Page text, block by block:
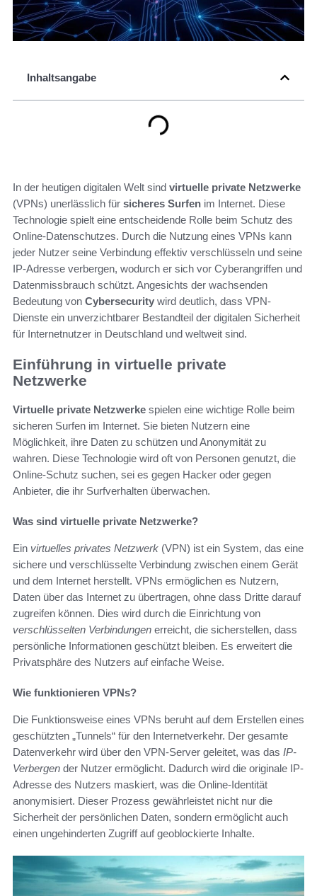
Inhaltsangabe
In der heutigen digitalen Welt sind virtuelle private Netzwerke
(VPNs) unerlässlich für sicheres Surfen im Internet. Diese
Technologie spielt eine entscheidende Rolle beim Schutz des
Online-Datenschutzes. Durch die Nutzung eines VPNs kann
jeder Nutzer seine Verbindung effektiv verschlüsseln und seine
IP-Adresse verbergen, wodurch er sich vor Cyberangriffen und
Datenmissbrauch schützt. Angesichts der wachsenden
Bedeutung von Cybersecurity wird deutlich, dass VPN-
Dienste ein unverzichtbarer Bestandteil der digitalen Sicherheit
für Internetnutzer in Deutschland und weltweit sind.
Einführung in virtuelle private
Netzwerke
Virtuelle private Netzwerke spielen eine wichtige Rolle beim
sicheren Surfen im Internet. Sie bieten Nutzern eine
Möglichkeit, ihre Daten zu schützen und Anonymität zu
wahren. Diese Technologie wird oft von Personen genutzt, die
Online-Schutz suchen, sei es gegen Hacker oder gegen
Anbieter, die ihr Surfverhalten überwachen.
Was sind virtuelle private Netzwerke?
Ein virtuelles privates Netzwerk (VPN) ist ein System, das eine
sichere und verschlüsselte Verbindung zwischen einem Gerät
und dem Internet herstellt. VPNs ermöglichen es Nutzern,
Daten über das Internet zu übertragen, ohne dass Dritte darauf
zugreifen können. Dies wird durch die Einrichtung von
verschlüsselten Verbindungen erreicht, die sicherstellen, dass
persönliche Informationen geschützt bleiben. Es erweitert die
Privatsphäre des Nutzers auf einfache Weise.
Wie funktionieren VPNs?
Die Funktionsweise eines VPNs beruht auf dem Erstellen eines
geschützten „Tunnels“ für den Internetverkehr. Der gesamte
Datenverkehr wird über den VPN-Server geleitet, was das IP-
Verbergen der Nutzer ermöglicht. Dadurch wird die originale IP-
Adresse des Nutzers maskiert, was die Online-Identität
anonymisiert. Dieser Prozess gewährleistet nicht nur die
Sicherheit der persönlichen Daten, sondern ermöglicht auch
einen ungehinderten Zugriff auf geoblockierte Inhalte.